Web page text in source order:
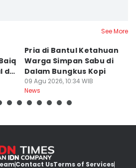
See More
di
Pria di Bantul Ketahuan
Warga Simpan Sabu di
Dalam Bungkus Kopi
09 Agu 2026, 10:34 WIB
News
Contact UsTerms of Services